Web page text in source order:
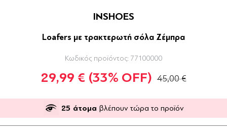
INSHOES
Loafers με τρακτερωτή σόλα Ζέμπρα
Κωδικός προϊόντος: 77100000
29,99 € (33% OFF) 45,00 €
25 άτομα βλέπουν τώρα το προϊόν